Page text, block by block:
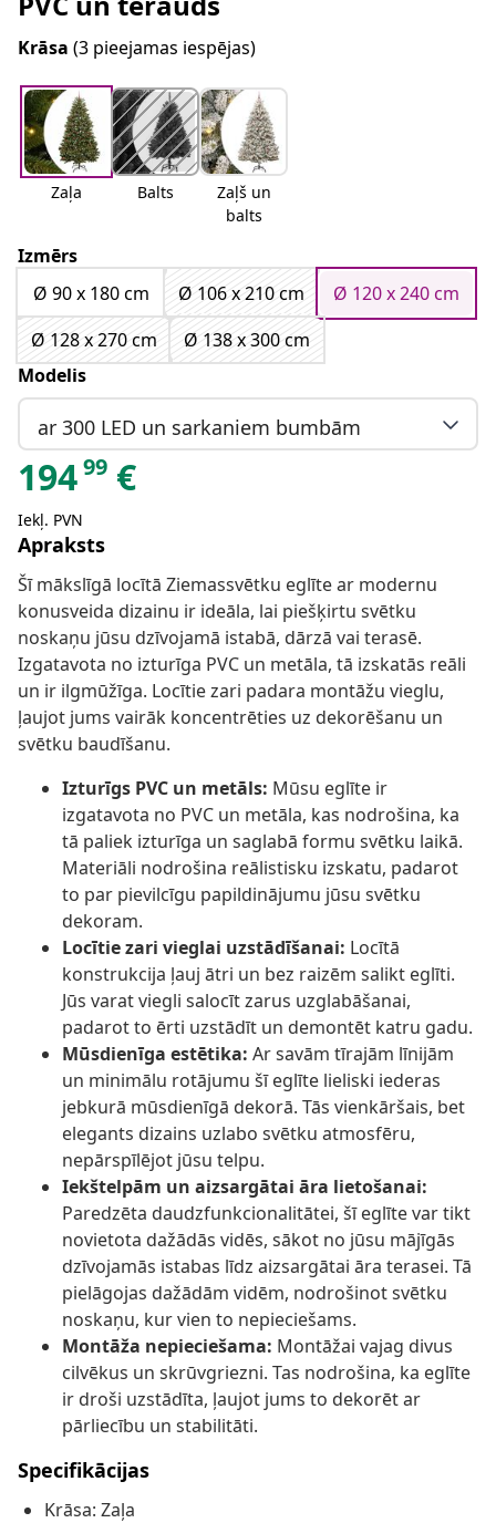
Krāsa (3 pieejamas iespējas)
Zaļa Balts
Zaļš un
balts
Izmērs
Ø 90 x 180 cm
Ø 106 x 210 cm
Ø 120 x 240 cm
Ø 128 x 270 cm
Ø 138 x 300 cm
Modelis
ar 300 LED un sarkaniem bumbām
19499 €
Iekļ. PVN
Apraksts
Šī mākslīgā locītā Ziemassvētku eglīte ar modernu
konusveida dizainu ir ideāla, lai piešķirtu svētku
noskaņu jūsu dzīvojamā istabā, dārzā vai terasē.
Izgatavota no izturīga PVC un metāla, tā izskatās reāli
un ir ilgmūžīga. Locītie zari padara montāžu vieglu,
ļaujot jums vairāk koncentrēties uz dekorēšanu un
svētku baudīšanu.
Izturīgs PVC un metāls: Mūsu eglīte ir
izgatavota no PVC un metāla, kas nodrošina, ka
tā paliek izturīga un saglabā formu svētku laikā.
Materiāli nodrošina reālistisku izskatu, padarot
to par pievilcīgu papildinājumu jūsu svētku
dekoram.
Locītie zari vieglai uzstādīšanai: Locītā
konstrukcija ļauj ātri un bez raizēm salikt eglīti.
Jūs varat viegli salocīt zarus uzglabāšanai,
padarot to ērti uzstādīt un demontēt katru gadu.
Mūsdienīga estētika: Ar savām tīrajām līnijām
un minimālu rotājumu šī eglīte lieliski iederas
jebkurā mūsdienīgā dekorā. Tās vienkāršais, bet
elegants dizains uzlabo svētku atmosfēru,
nepārspīlējot jūsu telpu.
Iekštelpām un aizsargātai āra lietošanai:
Paredzēta daudzfunkcionalitātei, šī eglīte var tikt
novietota dažādās vidēs, sākot no jūsu mājīgās
dzīvojamās istabas līdz aizsargātai āra terasei. Tā
pielāgojas dažādām vidēm, nodrošinot svētku
noskaņu, kur vien to nepieciešams.
Montāža nepieciešama: Montāžai vajag divus
cilvēkus un skrūvgriezni. Tas nodrošina, ka eglīte
ir droši uzstādīta, ļaujot jums to dekorēt ar
pārliecību un stabilitāti.
Specifikācijas
Krāsa: Zaļa